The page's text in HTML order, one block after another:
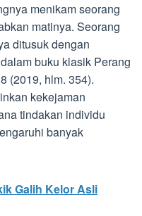
menikam seorang
matinya. Seorang
ditusuk dengan
buku klasik Perang
(2019, hlm. 354).
kekejaman
tindakan individu
banyak
Galih Kelor Asli